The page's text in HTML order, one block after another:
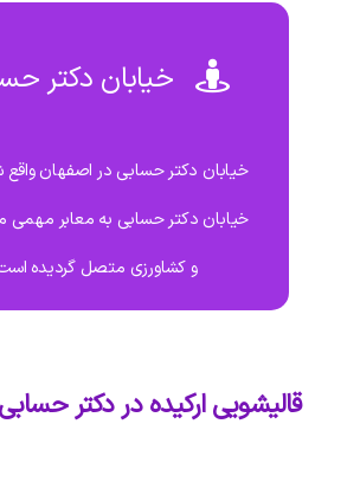
خیابان دکتر
خیابان دکتر حسابی در اصفهان
خیابان دکتر حسابی به معابر مهمی
و کشاورزی متصل گردیده
قالیشویی ارکیده در دکتر